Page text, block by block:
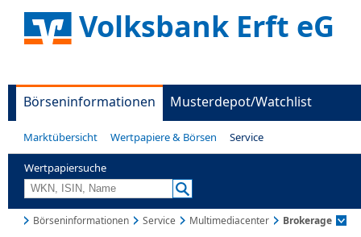
Volksbank Erft eG
Börseninformationen Musterdepot/Watchlist
Marktübersicht Wertpapiere & Börsen Service
Wertpapiersuche
Börseninformationen Service Multimediacenter Brokerage